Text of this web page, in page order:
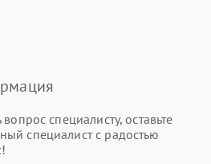
специалисту, оставьте
специалист с радостью